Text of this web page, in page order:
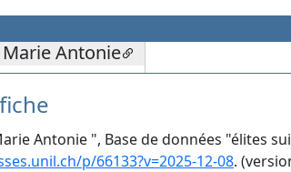
Antonie
Antonie ", Base de données "élites
p/66133?v=2025-12-08.